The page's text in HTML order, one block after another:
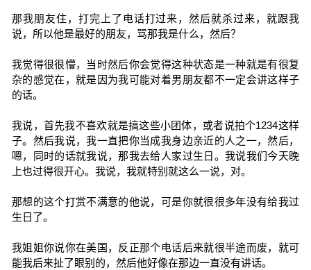
那我朋友住，打完上了电话打过来，然后就杀过来，就跟我
说，所以他是最好的朋友，骂那我是什么，然后？
我觉得很很懵，当时然后你会觉得这种状态是一种就是有很复
杂的感觉在，就是因为我可能对着男朋友都不一定会讲这样子
的话。
我说，首先我不喜欢就是搞这些小团体，或者说拍个1234这样
子。然后我说，我一直把你当成我身边亲近的人之一，然后，
嗯，同时的话就我说，那我去给人家过生日。我说我们今天晚
上也过得很开心。我说，我就特别就这么一说，对。
那想的这个打赏不满意的他说，可是你就很很多年没有给我过
生日了。
我姐姐你说你在美国，反正那个电话后来就很半途而废，就可
能我后来扯了眼别的，然后他好像在那边一直没有讲话。